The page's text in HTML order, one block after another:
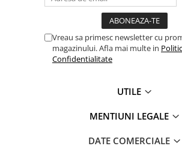
Controler și alimentare
​​Lumină UV și neagră
Vreau sa primesc newsletter cu
magazinului. Afla mai multe in
Confidentialitate
UTILE
MENTIUNI LEGALE
DATE COMERCIALE